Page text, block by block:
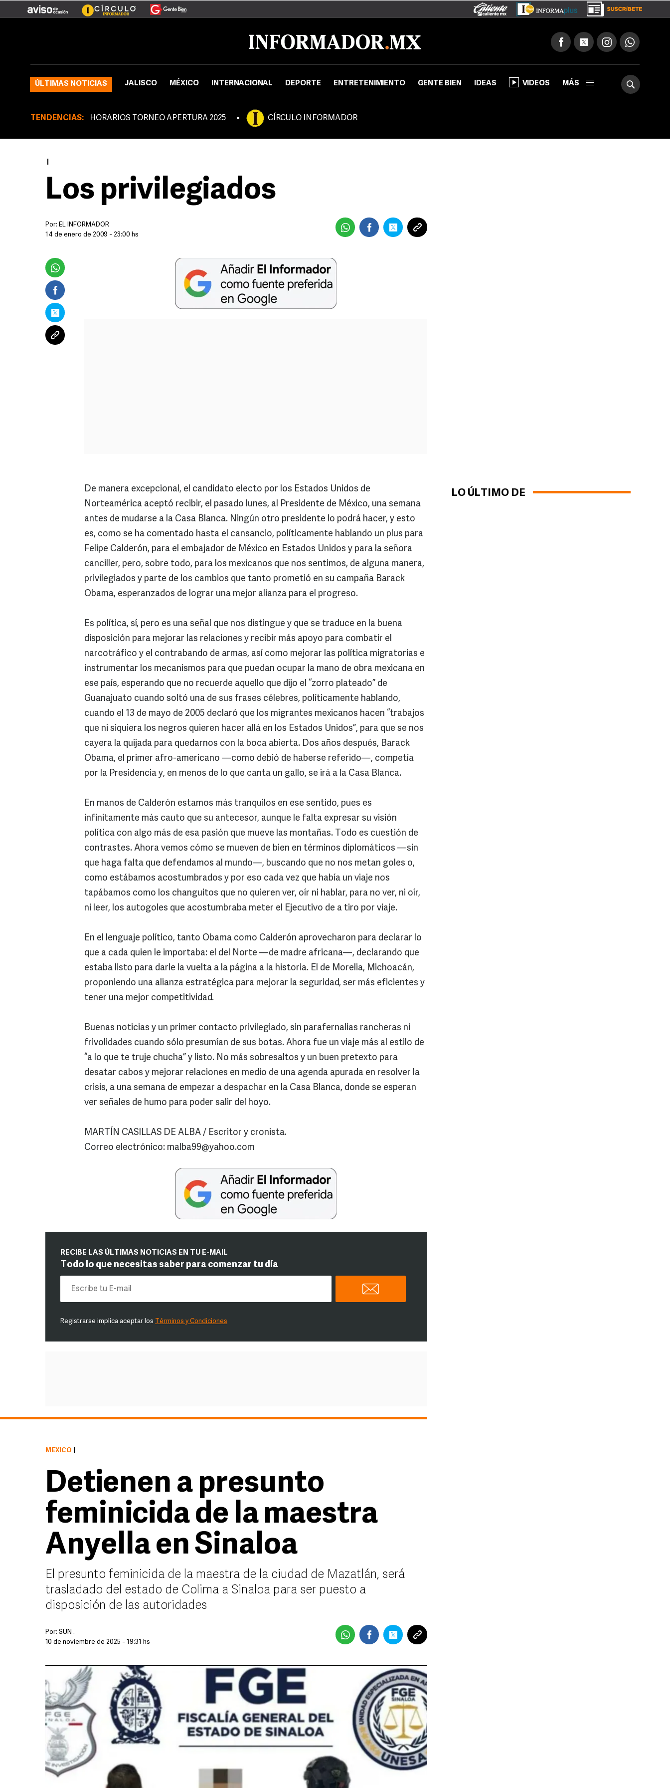
ÚLTIMAS NOTICIAS JALISCO MÉXICO INTERNACIONAL DEPORTE ENTRETENIMIENTO GENTE BIEN IDEAS VIDEOS MÁS
TENDENCIAS: HORARIOS TORNEO APERTURA 2025 CÍRCULO INFORMADOR
LO ÚLTIMO DE
Los privilegiados
Por: EL INFORMADOR
14 de enero de 2009 - 23:00 hs
De manera excepcional, el candidato electo por los Estados Unidos de
Norteamérica aceptó recibir, el pasado lunes, al Presidente de México, una semana
antes de mudarse a la Casa Blanca. Ningún otro presidente lo podrá hacer, y esto
es, como se ha comentado hasta el cansancio, políticamente hablando un plus para
Felipe Calderón, para el embajador de México en Estados Unidos y para la señora
canciller, pero, sobre todo, para los mexicanos que nos sentimos, de alguna manera,
privilegiados y parte de los cambios que tanto prometió en su campaña Barack
Obama, esperanzados de lograr una mejor alianza para el progreso.
Es política, sí, pero es una señal que nos distingue y que se traduce en la buena
disposición para mejorar las relaciones y recibir más apoyo para combatir el
narcotráfico y el contrabando de armas, así como mejorar las política migratorias e
instrumentar los mecanismos para que puedan ocupar la mano de obra mexicana en
ese país, esperando que no recuerde aquello que dijo el “zorro plateado” de
Guanajuato cuando soltó una de sus frases célebres, políticamente hablando,
cuando el 13 de mayo de 2005 declaró que los migrantes mexicanos hacen “trabajos
que ni siquiera los negros quieren hacer allá en los Estados Unidos”, para que se nos
cayera la quijada para quedarnos con la boca abierta. Dos años después, Barack
Obama, el primer afro-americano —como debió de haberse referido—, competía
por la Presidencia y, en menos de lo que canta un gallo, se irá a la Casa Blanca.
En manos de Calderón estamos más tranquilos en ese sentido, pues es
infinitamente más cauto que su antecesor, aunque le falta expresar su visión
política con algo más de esa pasión que mueve las montañas. Todo es cuestión de
contrastes. Ahora vemos cómo se mueven de bien en términos diplomáticos —sin
que haga falta que defendamos al mundo—, buscando que no nos metan goles o,
como estábamos acostumbrados y por eso cada vez que había un viaje nos
tapábamos como los changuitos que no quieren ver, oír ni hablar, para no ver, ni oír,
ni leer, los autogoles que acostumbraba meter el Ejecutivo de a tiro por viaje.
En el lenguaje político, tanto Obama como Calderón aprovecharon para declarar lo
que a cada quien le importaba: el del Norte —de madre africana—, declarando que
estaba listo para darle la vuelta a la página a la historia. El de Morelia, Michoacán,
proponiendo una alianza estratégica para mejorar la seguridad, ser más eficientes y
tener una mejor competitividad.
Buenas noticias y un primer contacto privilegiado, sin parafernalias rancheras ni
frivolidades cuando sólo presumían de sus botas. Ahora fue un viaje más al estilo de
“a lo que te truje chucha” y listo. No más sobresaltos y un buen pretexto para
desatar cabos y mejorar relaciones en medio de una agenda apurada en resolver la
crisis, a una semana de empezar a despachar en la Casa Blanca, donde se esperan
ver señales de humo para poder salir del hoyo.
MARTÍN CASILLAS DE ALBA / Escritor y cronista.
Correo electrónico: malba99@yahoo.com
RECIBE LAS ÚLTIMAS NOTICIAS EN TU E-MAIL
Todo lo que necesitas saber para comenzar tu día
Registrarse implica aceptar los Términos y Condiciones
MÉXICO
Detienen a presunto
feminicida de la maestra
Anyella en Sinaloa
El presunto feminicida de la maestra de la ciudad de Mazatlán, será
trasladado del estado de Colima a Sinaloa para ser puesto a
disposición de las autoridades
Por: SUN .
10 de noviembre de 2025 - 19:31 hs